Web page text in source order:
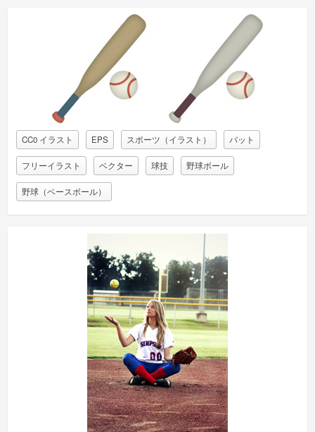
CC0 イラスト EPS スポーツ（イラスト） バット
フリーイラスト ベクター 球技 野球ボール
野球（ベースボール）